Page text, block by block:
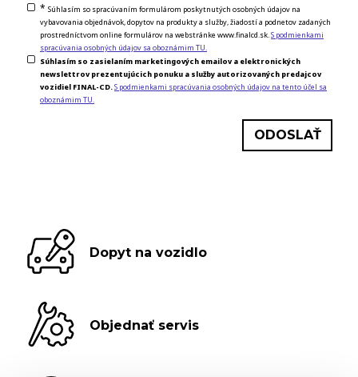
* Súhlasím so spracúvaním formulárom poskytnutých osobných údajov na
vybavovania objednávok, dopytov na produkty a služby, žiadostí a podnetov zadaných
prostredníctvom online formulárov na webstránke www.finalcd.sk. S podmienkami
spracúvania osobných údajov sa oboznámim TU.
Súhlasím so zasielaním marketingových emailov a elektronických
newslettrov prezentujúcich ponuku a služby autorizovaných predajcov
vozidiel FINAL-CD. S podmienkami spracúvania osobných údajov na tento účel sa
oboznámim TU.
Dopyt na vozidlo
Objednať servis